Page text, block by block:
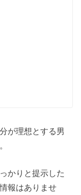
が理想とする男
かりと提示した
報はありませ